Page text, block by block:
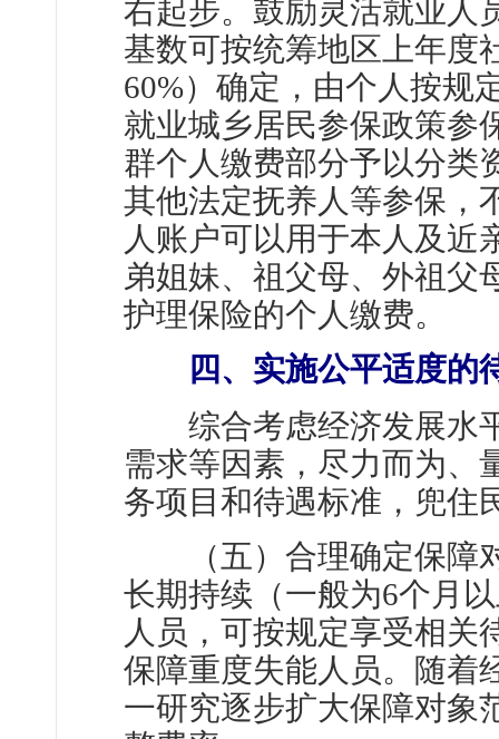
右起步。鼓励灵活就业人
基数可按统筹地区上年度
60%）确定，由个人按规
就业城乡居民参保政策参
群个人缴费部分予以分类
其他法定抚养人等参保，
人账户可以用于本人及近
弟姐妹、祖父母、外祖父
护理保险的个人缴费。
四、实施公平适度的
综合考虑经济发展水平
需求等因素，尽力而为、
务项目和待遇标准，兜住
（五）合理确定保障对
长期持续（一般为6个月
人员，可按规定享受相关
保障重度失能人员。随着
一研究逐步扩大保障对象